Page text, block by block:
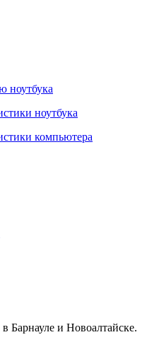
ноутбука
ноутбука
компьютера
Барнауле и Новоалтайске.